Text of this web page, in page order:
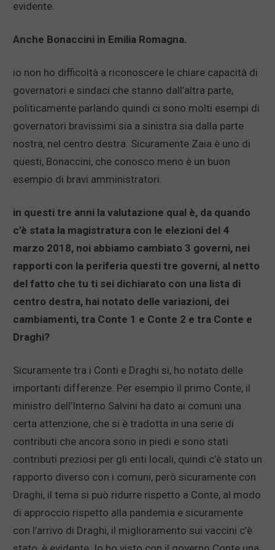
evidente.
Anche Bonaccini in Emilia Romagna.
io non ho difficoltà a riconoscere le chiare capacità di
governatori e sindaci che stanno dall’altra parte,
politicamente parlando quindi ci sono molti esempi di
governatori bravissimi sia a sinistra sia dalla parte
nostra, nel centro destra. Sicuramente Zaia è uno di
questi, Bonaccini, che conosco meno è un buon
esempio di bravi amministratori.
in questi tre anni la valutazione qual è, da quando
c’è stata la magistratura con le elezioni del 4
marzo 2018, noi abbiamo cambiato 3 governi, nei
rapporti con la periferia questi tre governi, al netto
del fatto che tu ti sei dichiarato con una lista di
centro destra, hai notato delle variazioni, dei
cambiamenti, tra Conte 1 e Conte 2 e tra Conte e
Draghi?
Sicuramente tra i Conti e Draghi si, ho notato delle
importanti differenze. Per esempio il primo Conte, il
ministro dell’Interno Salvini ha dato ai comuni una
certa attenzione, che si è tradotta in una serie di
contributi che ancora sono in piedi e sono stati
contributi preziosi per gli enti locali, quindi c’è stato un
rapporto diverso con i comuni, però sicuramente con
Draghi, il tema si può ridurre rispetto a Conte, al modo
di approccio rispetto alla pandemia e sicuramente
con l’arrivo di Draghi, il miglioramento sui vaccini c’è